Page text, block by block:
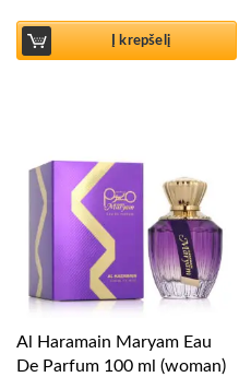
Į krepšelį
Al Haramain Maryam Eau
De Parfum 100 ml (woman)